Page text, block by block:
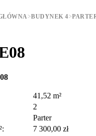
>BUDYNEK 4>
41,52 m²
2
Parter
7 300,00 zł